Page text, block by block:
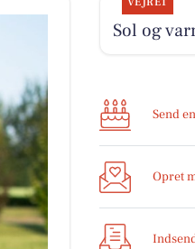
Sol og
Send
Opret